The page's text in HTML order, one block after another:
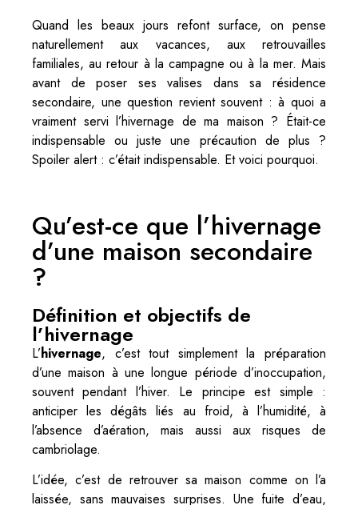
Quand les beaux jours refont surface, on pense
naturellement aux vacances, aux retrouvailles
familiales, au retour à la campagne ou à la mer. Mais
avant de poser ses valises dans sa résidence
secondaire, une question revient souvent : à quoi a
vraiment servi l’hivernage de ma maison ? Était-ce
indispensable ou juste une précaution de plus ?
Spoiler alert : c’était indispensable. Et voici pourquoi.
Qu’est-ce que l’hivernage
d’une maison secondaire
?
Définition et objectifs de
l’hivernage
L’hivernage, c’est tout simplement la préparation
d’une maison à une longue période d’inoccupation,
souvent pendant l’hiver. Le principe est simple :
anticiper les dégâts liés au froid, à l’humidité, à
l’absence d’aération, mais aussi aux risques de
cambriolage.
L’idée, c’est de retrouver sa maison comme on l’a
laissée, sans mauvaises surprises. Une fuite d’eau,